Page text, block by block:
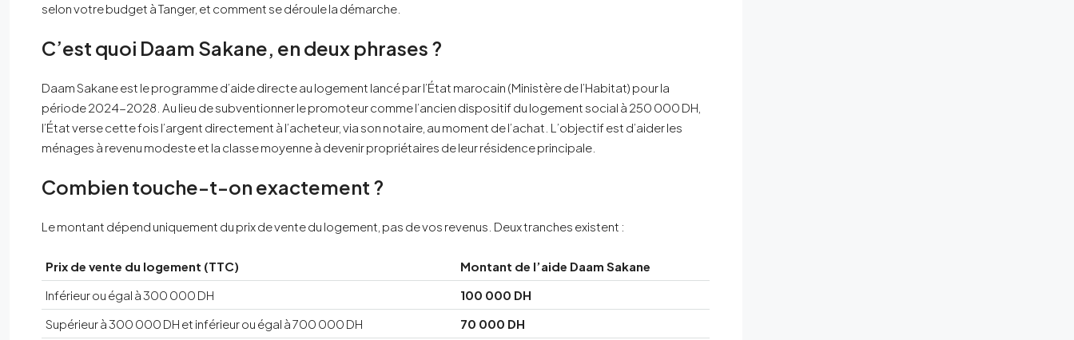
selon votre budget à Tanger, et comment se déroule la démarche.
C’est quoi Daam Sakane, en deux phrases ?
Daam Sakane est le programme d’aide directe au logement lancé par l’État marocain (Ministère de l’Habitat) pour la
période 2024-2028. Au lieu de subventionner le promoteur comme l’ancien dispositif du logement social à 250 000 DH,
l’État verse cette fois l’argent directement à l’acheteur, via son notaire, au moment de l’achat. L’objectif est d’aider les
ménages à revenu modeste et la classe moyenne à devenir propriétaires de leur résidence principale.
Combien touche-t-on exactement ?
Le montant dépend uniquement du prix de vente du logement, pas de vos revenus. Deux tranches existent :
Prix de vente du logement (TTC)
Montant de l’aide Daam Sakane
Inférieur ou égal à 300 000 DH
100 000 DH
Supérieur à 300 000 DH et inférieur ou égal à 700 000 DH
70 000 DH